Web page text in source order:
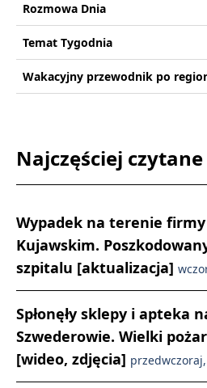
Rozmowa Dnia
Temat Tygodnia
Wakacyjny przewodnik po
Najczęściej czytane
Wypadek na terenie firmy
Kujawskim.
szpitalu [aktualizacja]
Spłonęły sklepy i apteka
Szwederowie. Wielki
[wideo, zdjęcia]